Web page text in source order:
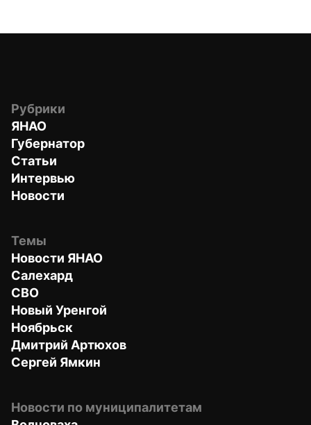
Рубрики
ЯНАО
Губернатор
Статьи
Интервью
Новости
Темы
Новости ЯНАО
Салехард
СВО
Новый Уренгой
Ноябрьск
Дмитрий Артюхов
Сергей Ямкин
Новости по муниципалитетам